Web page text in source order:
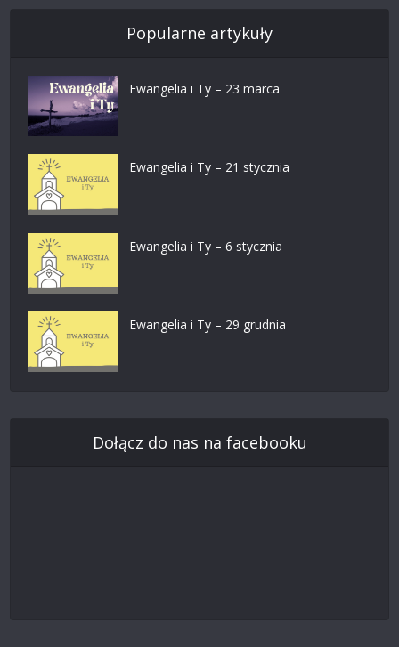
Popularne artykuły
Ewangelia i Ty – 23 marca
Ewangelia i Ty – 21 stycznia
Ewangelia i Ty – 6 stycznia
Ewangelia i Ty – 29 grudnia
Dołącz do nas na facebooku